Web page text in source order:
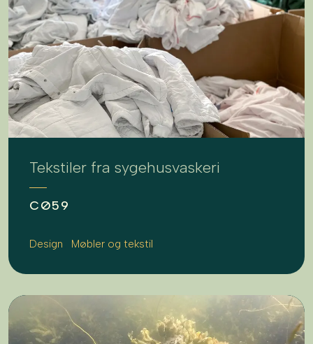
Tekstiler fra sygehusvaskeri
CØ59
Design Møbler og tekstil